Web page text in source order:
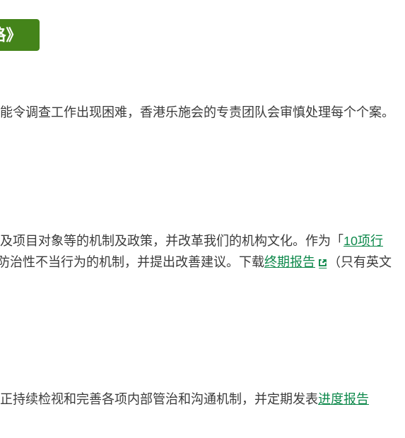
调查工作出现困难，香港乐施会的专责团队会审慎处理每个个案。
项目对象等的机制及政策，并改革我们的机构文化。作为「 10项行
治性不当行为的机制，并提出改善建议。下载终期报告
（只有英文
持续检视和完善各项内部管治和沟通机制，并定期发表进度报告